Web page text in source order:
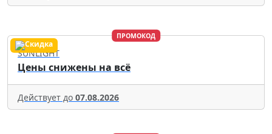
ПРОМОКОД
SUNLIGHT
Цены снижены на всё
Действует до 07.08.2026